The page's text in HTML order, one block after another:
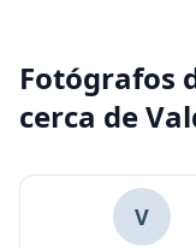
Fotógrafos
cerca de
V